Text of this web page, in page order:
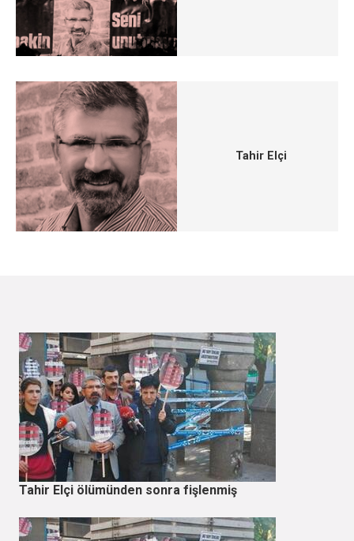
Tahir Elçi
Tahir Elçi ölümünden sonra fişlenmiş